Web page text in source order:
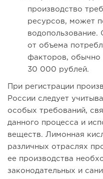
производство
ресурсов, может
водопользование.
от объема
факторов, обычно
30 000 рублей.
При регистрации
России следует
особых требований,
данного процесса и
веществ. Лимонная
различных отраслях
ее производства
законодательных и